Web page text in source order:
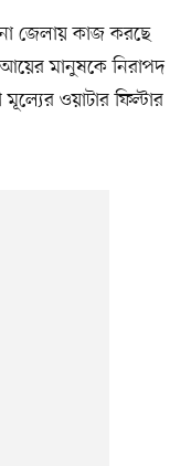
জেলায় কাজ করছে
আয়ের মানুষকে নিরাপদ
ওয়াটার ফিল্টার